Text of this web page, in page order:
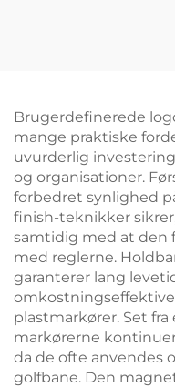
Brugerdefinerede
mange praktiske
uvurderlig
og organisationer.
forbedret synlighed
finish-teknikker
samtidig med at den
med reglerne.
garanterer lang
plastmarkører. Set
markørerne
da de ofte anvendes
golfbane. Den